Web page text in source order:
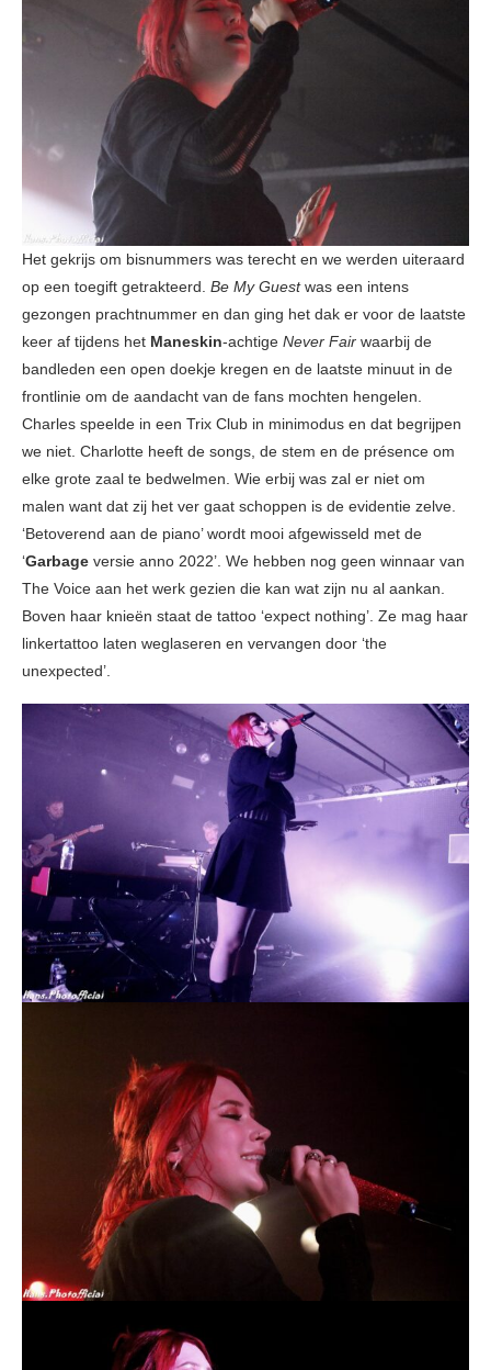
Het gekrijs om bisnummers was terecht en we werden uiteraard
op een toegift getrakteerd. Be My Guestwas een intens
gezongen prachtnummer en dan ging het dak er voor de laatste
keer af tijdens het Maneskin-achtige Never Fair waarbij de
bandleden een open doekje kregen en de laatste minuut in de
frontlinie om de aandacht van de fans mochten hengelen.
Charles speelde in een Trix Club in minimodus en dat begrijpen
we niet. Charlotte heeft de songs, de stem en de présence om
elke grote zaal te bedwelmen. Wie erbij was zal er niet om
malen want dat zij het ver gaat schoppen is de evidentie zelve.
‘Betoverend aan de piano’ wordt mooi afgewisseld met de
‘Garbage versie anno 2022’. We hebben nog geen winnaar van
The Voice aan het werk gezien die kan wat zijn nu al aankan.
Boven haar knieën staat de tattoo ‘expect nothing’. Ze mag haar
linkertattoo laten weglaseren en vervangen door ‘the
unexpected’.